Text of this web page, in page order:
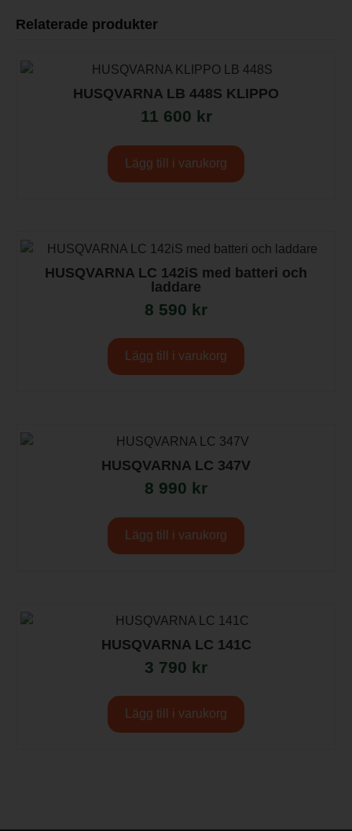
Relaterade produkter
HUSQVARNA LB 448S KLIPPO
11 600 kr
Lägg till i varukorg
HUSQVARNA LC 142iS med batteri och
laddare
8 590 kr
Lägg till i varukorg
HUSQVARNA LC 347V
8 990 kr
Lägg till i varukorg
HUSQVARNA LC 141C
3 790 kr
Lägg till i varukorg